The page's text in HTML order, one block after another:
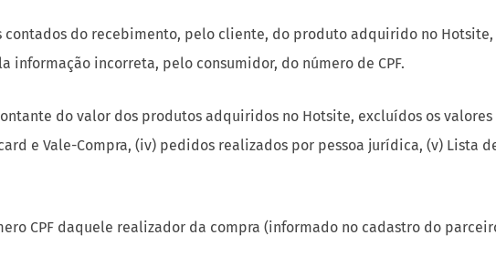
do recebimento, pelo cliente, do produto adquirido no Hotsite,
incorreta, pelo consumidor, do número de CPF.
do valor dos produtos adquiridos no Hotsite, excluídos os
e Vale-Compra, (iv) pedidos realizados por pessoa jurídica, (v) Lista
CPF daquele realizador da compra (informado no cadastro do